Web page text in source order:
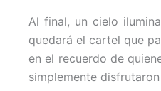
Al final, un cielo
quedará el cartel que
en el recuerdo de
simplemente